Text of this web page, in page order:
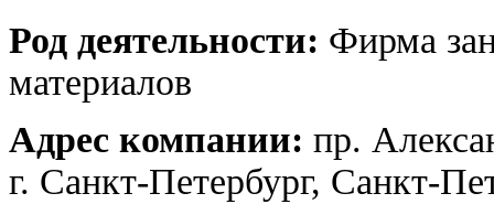
Род деятельности: Фирма
материалов
Адрес компании: пр.
г. Санкт-Петербург, Санкт-